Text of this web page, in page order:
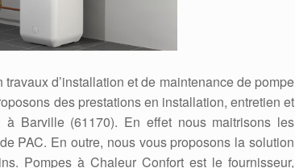
d’installation et de maintenance de pompe
des prestations en installation, entretien et
Barville (61170). En effet nous maitrisons les
PAC. En outre, nous vous proposons la solution
Pompes à Chaleur Confort est le fournisseur,